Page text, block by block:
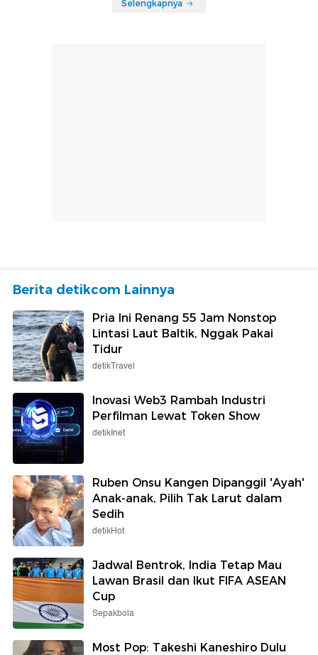
Selengkapnya
Berita detikcom Lainnya
Pria Ini Renang 55 Jam Nonstop
Lintasi Laut Baltik, Nggak Pakai
Tidur
detikTravel
Inovasi Web3 Rambah Industri
Perfilman Lewat Token Show
detikInet
Ruben Onsu Kangen Dipanggil 'Ayah'
Anak-anak, Pilih Tak Larut dalam
Sedih
detikHot
Jadwal Bentrok, India Tetap Mau
Lawan Brasil dan Ikut FIFA ASEAN
Cup
Sepakbola
Most Pop: Takeshi Kaneshiro Dulu